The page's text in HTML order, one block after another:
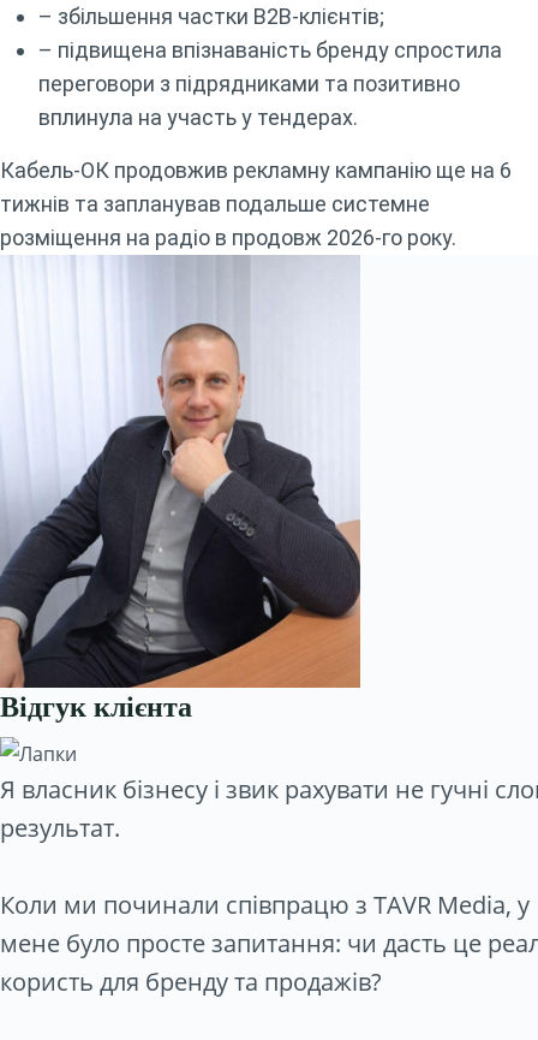
– збільшення частки B2B-клієнтів;
– підвищена впізнаваність бренду спростила
переговори з підрядниками та позитивно
вплинула на участь у тендерах.
Кабель-ОК продовжив рекламну кампанію ще на 6
тижнів та запланував подальше системне
розміщення на радіо в продовж 2026-го року.
Відгук клієнта
Я власник бізнесу і звик рахувати не гучні
результат.
Коли ми починали співпрацю з TAVR Media, у
мене було просте запитання: чи дасть це
користь для бренду та продажів?